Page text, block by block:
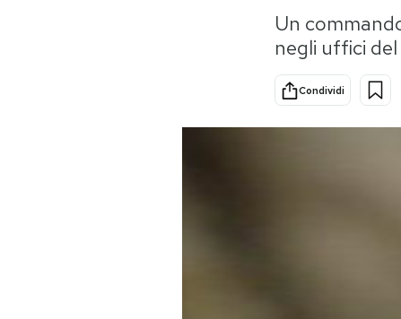
Storie/Idee
Ok Boomer!
Altrecose
Un
negli uffici
Condividi